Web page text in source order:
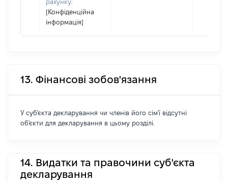
рахунку:
[Конфіденційна
інформація]
13. Фінансові зобов'язання
У суб'єкта декларування чи членів його сім'ї відсутні
об'єкти для декларування в цьому розділі.
14. Видатки та правочини суб'єкта
декларування